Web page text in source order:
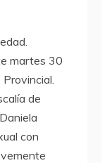
martes 30
de
con